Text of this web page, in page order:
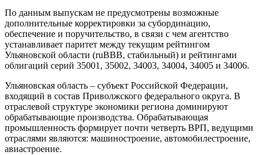
По данным выпускам не предусмотрены возможные
дополнительные корректировки за субординацию,
обеспечение и поручительство, в связи с чем агентство
устанавливает паритет между текущим рейтингом
Ульяновской области (ruBBB, стабильный) и рейтингами
облигаций серий 35001, 35002, 34003, 34004, 34005 и 34006.
Ульяновская область – субъект Российской Федерации,
входящий в состав Приволжского федерального округа. В
отраслевой структуре экономики региона доминируют
обрабатывающие производства. Обрабатывающая
промышленность формирует почти четверть ВРП, ведущими
отраслями являются: машиностроение, автомобилестроение,
авиастроение.